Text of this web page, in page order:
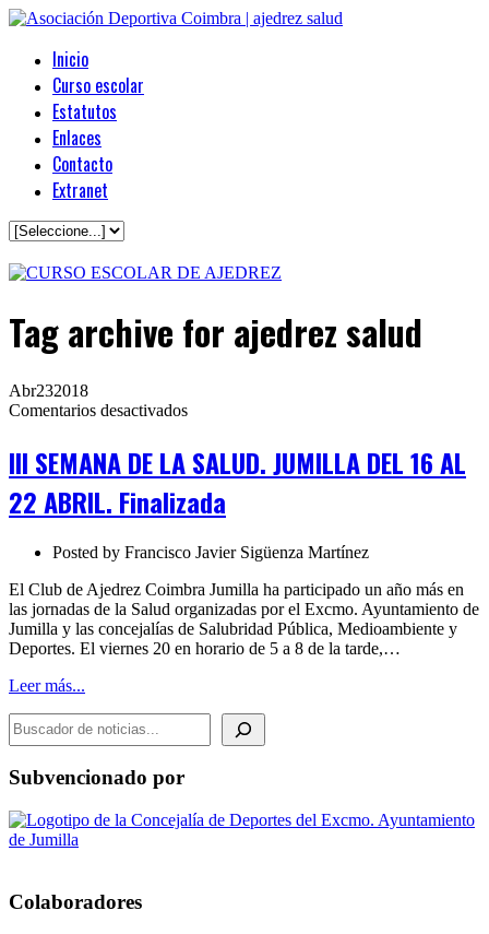
Inicio
Curso escolar
Estatutos
Enlaces
Contacto
Extranet
Tag archive for ajedrez salud
Abr232018
Comentarios desactivadosen
DE
SALUD.
DEL
AL
22
ABRIL.
Finalizada
III SEMANA DE LA SALUD. JUMILLA DEL 16 AL
22 ABRIL. Finalizada
Posted by Francisco Javier Sigüenza Martínez
El Club de Ajedrez Coimbra Jumilla ha participado un año más en
las jornadas de la Salud organizadas por el Excmo. Ayuntamiento de
Jumilla y las concejalías de Salubridad Pública, Medioambiente y
Deportes. El viernes 20 en horario de 5 a 8 de la tarde,…
Leer más...
BUSCADOR DE NOTICIAS
Subvencionado por
Colaboradores